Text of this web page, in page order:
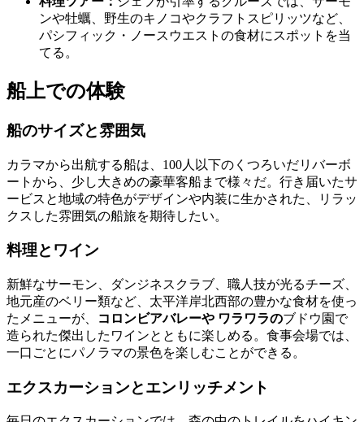
ンや牡蠣、野生のキノコやクラフトスピリッツなど、
パシフィック・ノースウエストの食材にスポットを当
てる。
船上での体験
船のサイズと雰囲気
カラマから出航する船は、100人以下のくつろいだリバーボ
ートから、少し大きめの豪華客船まで様々だ。行き届いたサ
ービスと地域の特色がデザインや内装に生かされた、リラッ
クスした雰囲気の船旅を期待したい。
料理とワイン
新鮮なサーモン、ダンジネスクラブ、職人技が光るチーズ、
地元産のベリー類など、太平洋岸北西部の豊かな食材を使っ
たメニューが、
コロンビアバレーや ワラワラのブドウ園で
造られた傑出したワインとともに楽しめる。食事会場では、
一口ごとにパノラマの景色を楽しむことができる。
エクスカーションとエンリッチメント